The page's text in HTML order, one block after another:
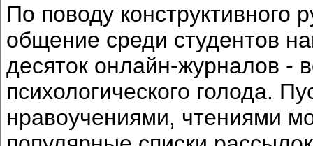
По поводу конструктивного
общение среди студентов
десяток онлайн-журналов -
психологического голода.
нравоучениями, чтениями